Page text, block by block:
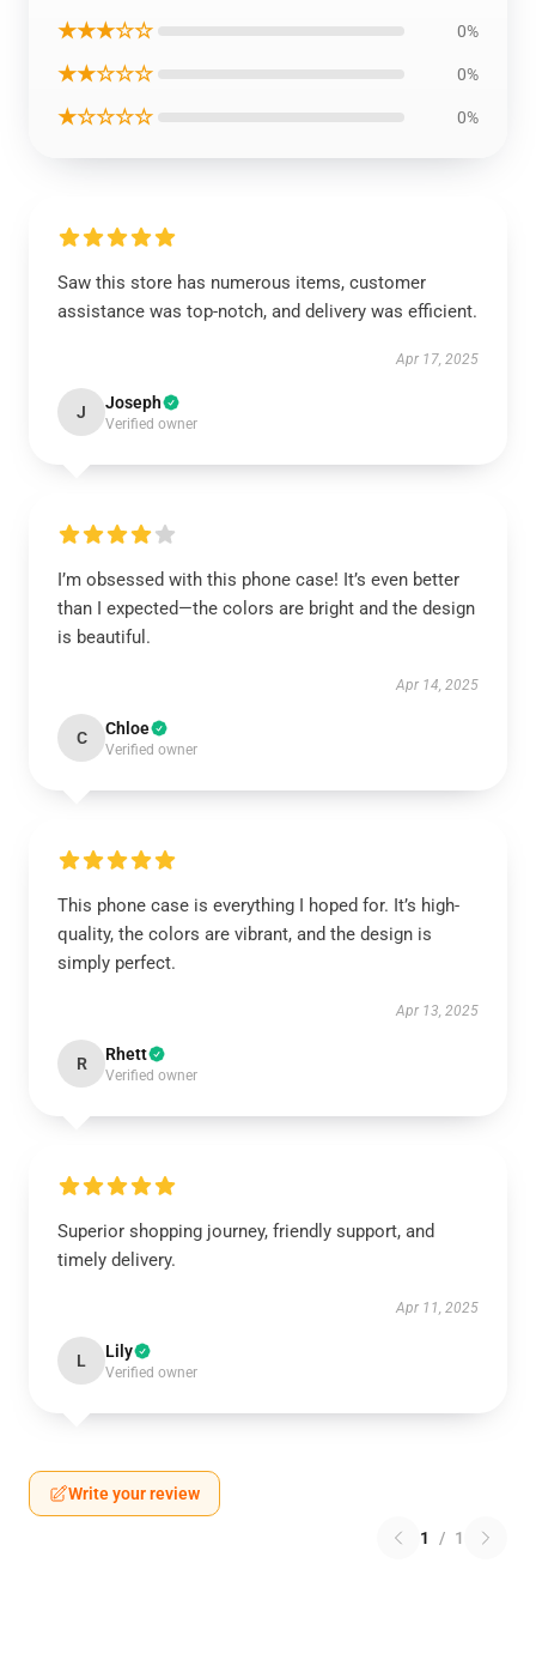
★★★☆☆ 0%
★★☆☆☆ 0%
★☆☆☆☆ 0%
Saw this store has numerous items, customer
assistance was top-notch, and delivery was efficient.
Apr 17, 2025
J Joseph
Verified owner
I’m obsessed with this phone case! It’s even better
than I expected—the colors are bright and the design
is beautiful.
Apr 14, 2025
C Chloe
Verified owner
This phone case is everything I hoped for. It’s high-
quality, the colors are vibrant, and the design is
simply perfect.
Apr 13, 2025
R Rhett
Verified owner
Superior shopping journey, friendly support, and
timely delivery.
Apr 11, 2025
L Lily
Verified owner
Write your review
1 / 1